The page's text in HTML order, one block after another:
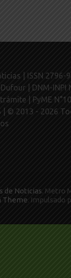
| ISSN 2796-
| DNM-INPI
| PyME
| © 2013 - 2026
de Noticias. Metro
Theme. Impulsado